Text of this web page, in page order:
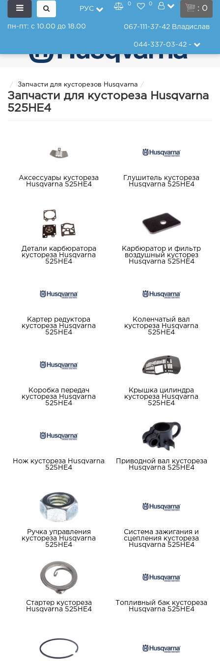
: 0
РУС
0 0
пн-пт: с 10.00 до 18.00 067-111-37-42 Владислав
044-337-03-42-
Запчасти для кусторезов Husqvarna
Запчасти для кустореза Husqvarna
525HE4
Аксессуары кустореза
Husqvarna 525HE4
Глушитель кустореза
Husqvarna 525HE4
Детали карбюратора
кустореза Husqvarna
525HE4
Карбюратор и фильтр
воздушный кусторез
Husqvarna 525HE4
Картер редуктора
кустореза Husqvarna
525HE4
Коленчатый вал
кустореза Husqvarna
525HE4
Коробка передач
кустореза Husqvarna
525HE4
Крышка цилиндра
кустореза Husqvarna
525HE4
Нож кустореза Husqvarna
525HE4
Приводной вал кустореза
Husqvarna 525HE4
Ручка управления
кустореза Husqvarna
525HE4
Система зажигания и
сцепления кустореза
Husqvarna 525HE4
Стартер кустореза
Husqvarna 525HE4
Топливный бак кустореза
Husqvarna 525HE4